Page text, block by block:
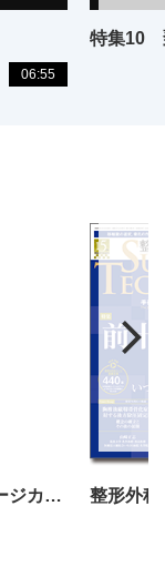
06:55
整形外科SURGICALTECHNIQUE（サージカルテクニック）2026年1号